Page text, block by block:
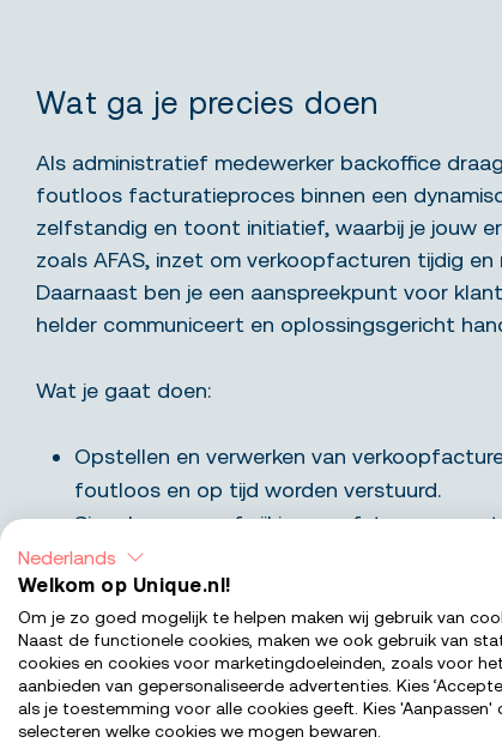
Wat ga je precies doen
Als administratief medewerker backoffice
foutloos facturatieproces binnen een
zelfstandig en toont initiatief, waarbij je jouw
zoals AFAS, inzet om verkoopfacturen tijdig en
Daarnaast ben je een aanspreekpunt voor
helder communiceert en oplossingsgericht
Wat je gaat doen:
Opstellen en verwerken van
foutloos en op tijd worden verstuurd.
Signaleren van afwijkingen: afstemmen
contactpersonen om onduidelijkheden in
Beantwoorden van klantvragen:
op vragen over verkoopfacturen.
Samenwerken met collega’s: bijdragen
administratie en elkaar ondersteunen waar
Uitvoeren van incidentele administratieve
Nederlands
Welkom op Unique.nl!
Om je zo goed mogelijk te helpen maken wij gebruik van
Naast de functionele cookies, maken we ook gebruik van
cookies en cookies voor marketingdoeleinden, zoals voor het
aanbieden van gepersonaliseerde advertenties. Kies
als je toestemming voor alle cookies geeft. Kies
selecteren welke cookies we mogen bewaren.